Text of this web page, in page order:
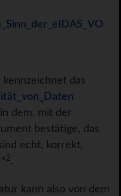
kennzeichnet das
dem, mit der
bestätige, das
echt, korrekt,
2.
kann also von dem